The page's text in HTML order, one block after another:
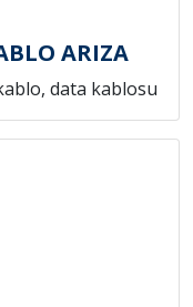
ARIZA
data kablosu